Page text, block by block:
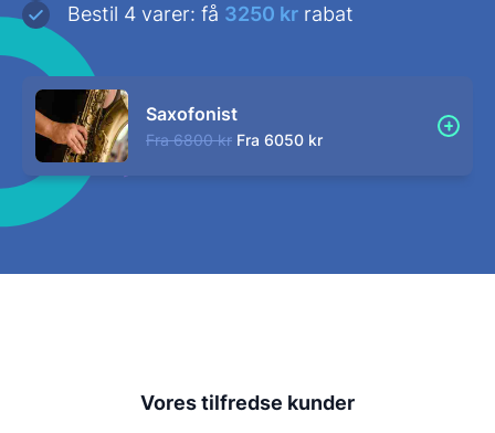
Bestil 4 varer: få 3250 kr rabat
Saxofonist
Fra 6800 kr Fra 6050 kr
Vores tilfredse kunder